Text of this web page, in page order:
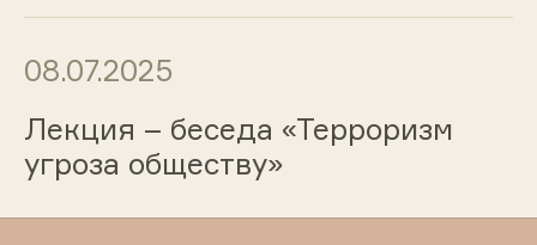
08.07.2025
Лекция – беседа «Терроризм
угроза обществу»